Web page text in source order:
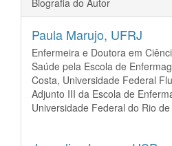
Paula Marujo, UFRJ
Enfermeira e Doutora em
Saúde pela Escola de
Costa, Universidade Federal
Adjunto III da Escola de
Universidade Federal do Rio